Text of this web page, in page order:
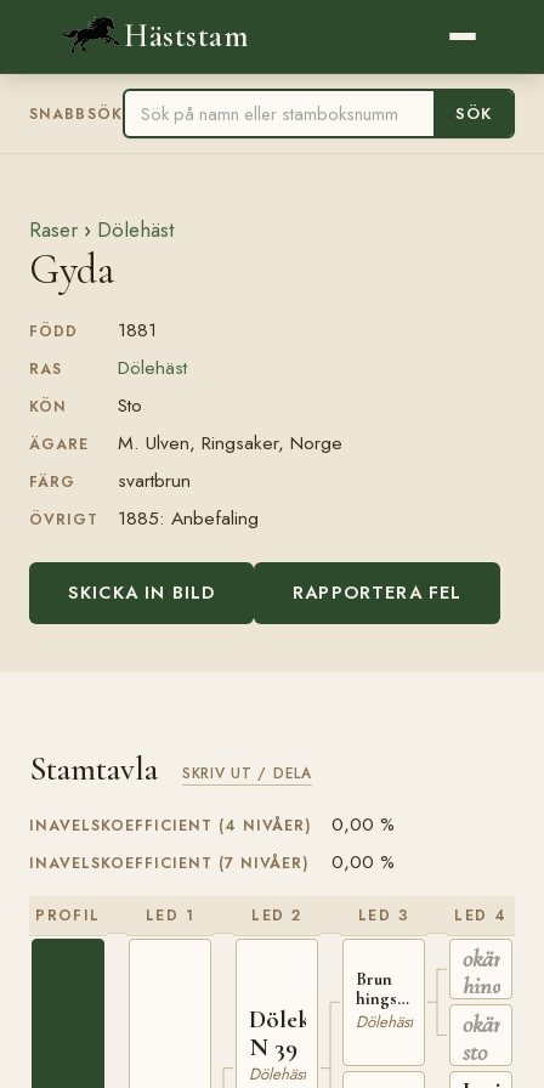
Häststam
SNABBSÖK SÖK
Raser › Dölehäst
Gyda
FÖDD 1881
RAS Dölehäst
KÖN Sto
ÄGARE M. Ulven, Ringsaker, Norge
FÄRG svartbrun
ÖVRIGT 1885: Anbefaling
SKICKA IN BILD RAPPORTERA FEL
Stamtavla SKRIV UT / DELA
INAVELSKOEFFICIENT (4 NIVÅER) 0,00 %
INAVELSKOEFFICIENT (7 NIVÅER) 0,00 %
PROFIL LED 1 LED 2
Dölekongen
N 39
Dölehäst
LED 3
Brun
hingst
född
(Helleberg)
Dölehäst
LED 4
okänd
hingst
okänt
sto